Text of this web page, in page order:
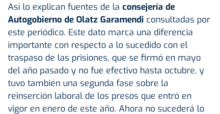
Así lo explican fuentes de la consejería de
Autogobierno de Olatz Garamendi consultadas por
este periódico. Este dato marca una diferencia
importante con respecto a lo sucedido con el
traspaso de las prisiones, que se firmó en mayo
del año pasado y no fue efectivo hasta octubre, y
tuvo también una segunda fase sobre la
reinserción laboral de los presos que entró en
vigor en enero de este año. Ahora no sucederá lo